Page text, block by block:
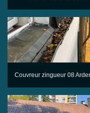
Couvreur zingueur 08